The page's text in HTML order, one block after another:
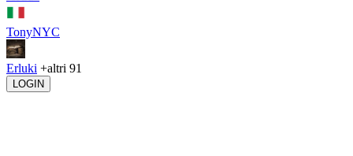
TonyNYC
Erluki +altri 91
LOGIN